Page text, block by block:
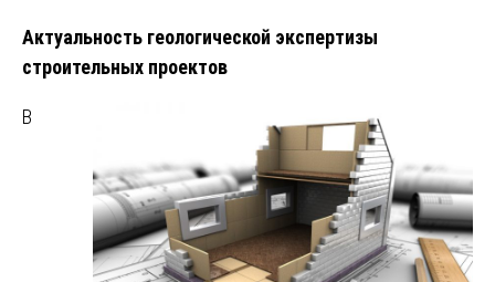
Актуальность геологической экспертизы
строительных проектов
В